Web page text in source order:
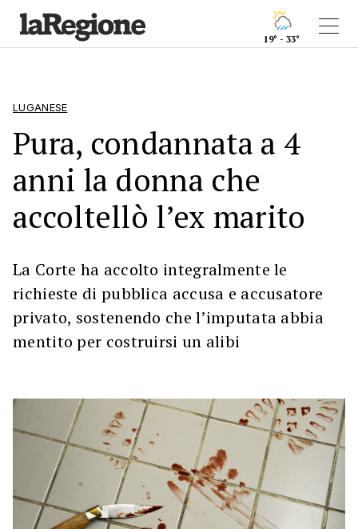
19° - 33°
LUGANESE
Pura, condannata a 4
anni la donna che
accoltellò l’ex marito
La Corte ha accolto integralmente le
richieste di pubblica accusa e accusatore
privato, sostenendo che l’imputata abbia
mentito per costruirsi un alibi